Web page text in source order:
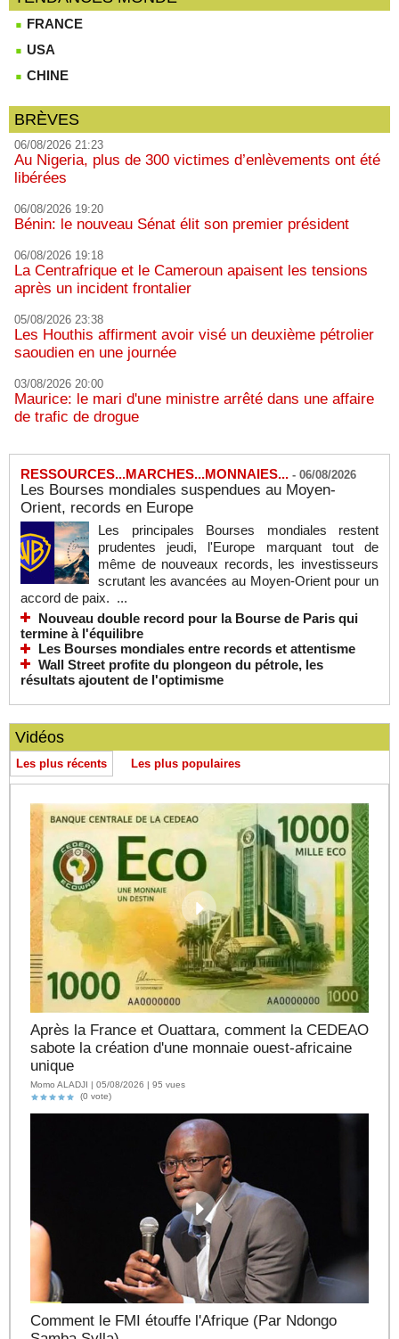
FRANCE
USA
CHINE
BRÈVES
06/08/2026 21:23
Au Nigeria, plus de 300 victimes d’enlèvements ont été
libérées
06/08/2026 19:20
Bénin: le nouveau Sénat élit son premier président
06/08/2026 19:18
La Centrafrique et le Cameroun apaisent les tensions
après un incident frontalier
05/08/2026 23:38
Les Houthis affirment avoir visé un deuxième pétrolier
saoudien en une journée
03/08/2026 20:00
Maurice: le mari d'une ministre arrêté dans une affaire
de trafic de drogue
RESSOURCES...MARCHES...MONNAIES... - 06/08/2026
Les Bourses mondiales suspendues au Moyen-
Orient, records en Europe
Les principales Bourses mondiales restent
prudentes jeudi, l'Europe marquant tout de
même de nouveaux records, les investisseurs
scrutant les avancées au Moyen-Orient pour un
accord de paix. ...
Nouveau double record pour la Bourse de Paris qui
termine à l'équilibre
Les Bourses mondiales entre records et attentisme
Wall Street profite du plongeon du pétrole, les
résultats ajoutent de l'optimisme
Vidéos
Les plus récents Les plus populaires
Après la France et Ouattara, comment la CEDEAO
sabote la création d'une monnaie ouest-africaine
unique
Momo ALADJI | 05/08/2026 | 95 vues
(0 vote)
Comment le FMI étouffe l'Afrique (Par Ndongo